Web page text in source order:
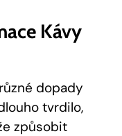
Kávy
dopady
tvrdilo,
způsobit